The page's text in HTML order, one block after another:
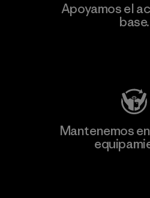
Apoyamos el
base.
Mantenemos